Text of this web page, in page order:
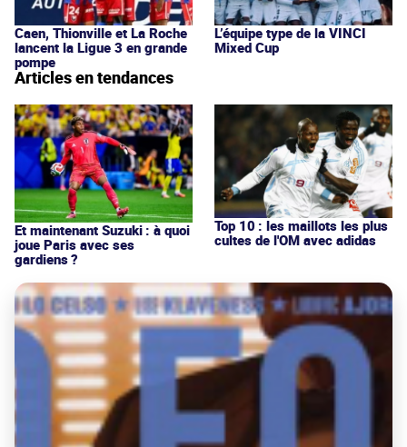
Caen, Thionville et La Roche
lancent la Ligue 3 en grande
pompe
L’équipe type de la VINCI
Mixed Cup
Articles en tendances
Et maintenant Suzuki : à quoi
joue Paris avec ses
gardiens ?
Top 10 : les maillots les plus
cultes de l'OM avec adidas